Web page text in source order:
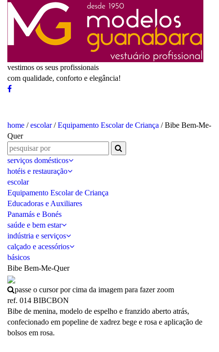
vestimos os seus profissionais
com qualidade, conforto e elegância!
home /escolar/Equipamento Escolar de Criança / Bibe Bem-Me-
Quer
serviços domésticos
hotéis e restauração
escolar
Equipamento Escolar de Criança
Educadoras e Auxiliares
Panamás e Bonés
saúde e bem estar
indústria e serviços
calçado e acessórios
básicos
Bibe Bem-Me-Quer
passe o cursor por cima da imagem para fazer zoom
ref. 014 BIBCBON
Bibe de menina, modelo de espelho e franzido aberto atrás,
confecionado em popeline de xadrez bege e rosa e aplicação de
bolsos em rosa.